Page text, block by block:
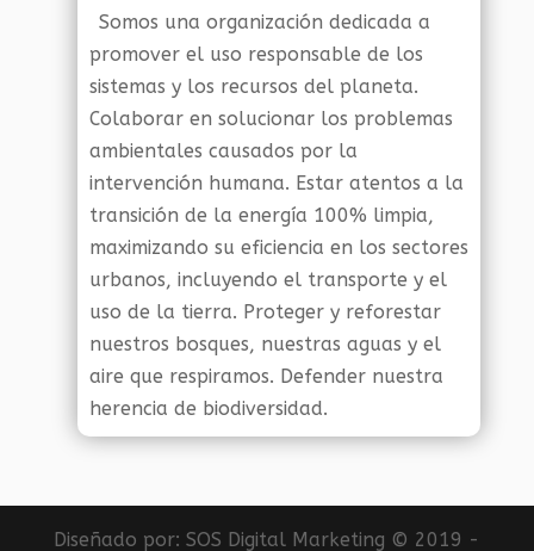
Somos una organización dedicada a
promover el uso responsable de los
sistemas y los recursos del planeta.
Colaborar en solucionar los problemas
ambientales causados por la
intervención humana. Estar atentos a la
transición de la energía 100% limpia,
maximizando su eficiencia en los sectores
urbanos, incluyendo el transporte y el
uso de la tierra. Proteger y reforestar
nuestros bosques, nuestras aguas y el
aire que respiramos. Defender nuestra
herencia de biodiversidad.
Diseñado por:SOS Digital Marketing © 2019 -